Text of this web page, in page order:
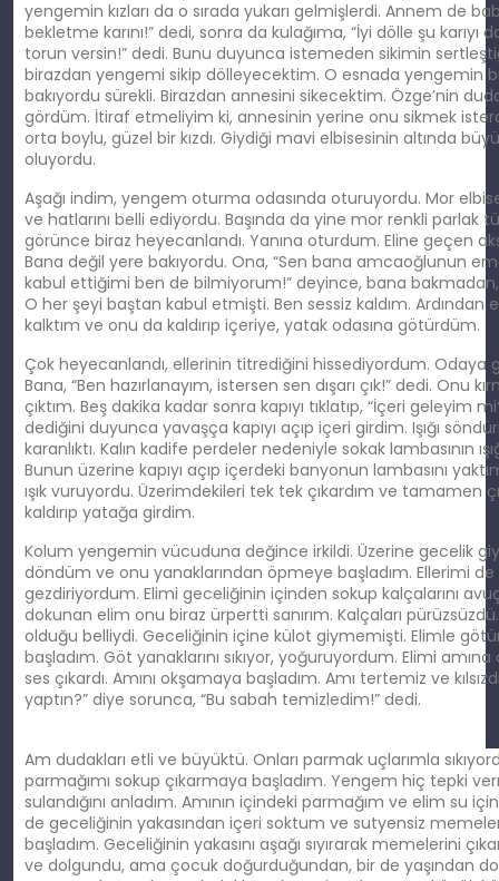
yengemin kızları da o sırada yukarı gelmişlerdi. Annem de
bekletme karını!” dedi, sonra da kulağıma, “İyi dölle şu karıyı
torun versin!” dedi. Bunu duyunca istemeden sikimin
birazdan yengemi sikip dölleyecektim. O esnada yengemin
bakıyordu sürekli. Birazdan annesini sikecektim. Özge’nin
gördüm. İtiraf etmeliyim ki, annesinin yerine onu sikmek
orta boylu, güzel bir kızdı. Giydiği mavi elbisesinin altında
oluyordu.
Aşağı indim, yengem oturma odasında oturuyordu. Mor
ve hatlarını belli ediyordu. Başında da yine mor renkli parlak
görünce biraz heyecanlandı. Yanına oturdum. Eline geçen
Bana değil yere bakıyordu. Ona, “Sen bana amcaoğlunun
kabul ettiğimi ben de bilmiyorum!” deyince, bana bakmadan,
O her şeyi baştan kabul etmişti. Ben sessiz kaldım.
kalktım ve onu da kaldırıp içeriye, yatak odasına götürdüm.
Çok heyecanlandı, ellerinin titrediğini hissediyordum. Odaya
Bana, “Ben hazırlanayım, istersen sen dışarı çık!” dedi. Onu
çıktım. Beş dakika kadar sonra kapıyı tıklatıp, “İçeri geleyim
dediğini duyunca yavaşça kapıyı açıp içeri girdim. Işığı
karanlıktı. Kalın kadife perdeler nedeniyle sokak lambasının
Bunun üzerine kapıyı açıp içerdeki banyonun lambasını
ışık vuruyordu. Üzerimdekileri tek tek çıkardım ve tamamen
kaldırıp yatağa girdim.
Kolum yengemin vücuduna değince irkildi. Üzerine gecelik
döndüm ve onu yanaklarından öpmeye başladım. Ellerimi
gezdiriyordum. Elimi geceliğinin içinden sokup kalçalarını
dokunan elim onu biraz ürpertti sanırım. Kalçaları pürüzsüzdü.
olduğu belliydi. Geceliğinin içine külot giymemişti. Elimle
başladım. Göt yanaklarını sıkıyor, yoğuruyordum. Elimi amına
ses çıkardı. Amını okşamaya başladım. Amı tertemiz ve
yaptın?” diye sorunca, “Bu sabah temizledim!” dedi.
Am dudakları etli ve büyüktü. Onları parmak uçlarımla
parmağımı sokup çıkarmaya başladım. Yengem hiç tepki
sulandığını anladım. Amının içindeki parmağım ve elim su
de geceliğinin yakasından içeri soktum ve sutyensiz
başladım. Geceliğinin yakasını aşağı sıyırarak memelerini
ve dolgundu, ama çocuk doğurduğundan, bir de yaşından